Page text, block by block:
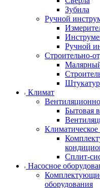
Зубила
Ручной
Ручной
Строительно-
Климат
Бытовая
Климатическое
Сплит-
Насосное
оборудования